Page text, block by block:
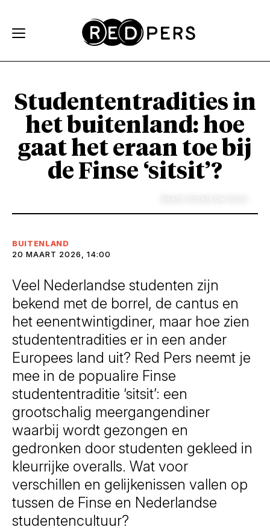
Studententradities in
het buitenland: hoe
gaat het eraan toe bij
de Finse ‘sitsit’?
BUITENLAND
20 MAART 2026, 14:00
Veel Nederlandse studenten zijn
bekend met de borrel, de cantus en
het eenentwintigdiner, maar hoe zien
studententradities er in een ander
Europees land uit? Red Pers neemt je
mee in de popualire Finse
studententraditie ‘sitsit’: een
grootschalig meergangendiner
waarbij wordt gezongen en
gedronken door studenten gekleed in
kleurrijke overalls. Wat voor
verschillen en gelijkenissen vallen op
tussen de Finse en Nederlandse
studentencultuur?